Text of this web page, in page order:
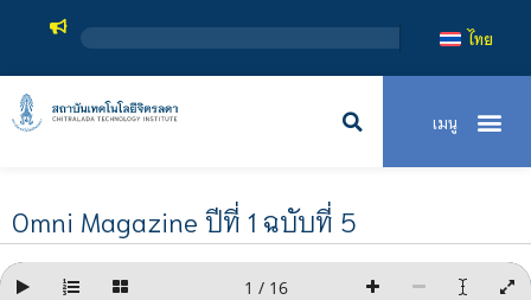
สถาบันเท
ไทย
Omni Magazine ปีที่ 1 ฉบับที่ 5
1 / 16